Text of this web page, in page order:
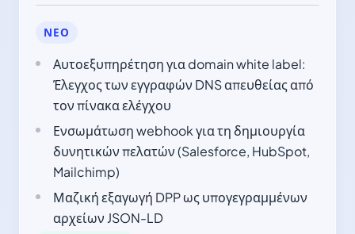
ΝΈΟ
Αυτοεξυπηρέτηση για domain white label:
Έλεγχος των εγγραφών DNS απευθείας από
τον πίνακα ελέγχου
Ενσωμάτωση webhook για τη δημιουργία
δυνητικών πελατών (Salesforce, HubSpot,
Mailchimp)
Μαζική εξαγωγή DPP ως υπογεγραμμένων
αρχείων JSON-LD